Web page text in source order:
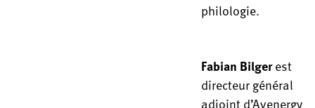
philologie.
Fabian Bilgerest
directeur général
adjoint d’Avenergy